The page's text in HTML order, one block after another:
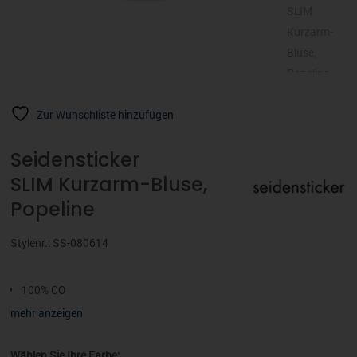
Zur Wunschliste hinzufügen
Seidensticker
SLIM Kurzarm-Bluse,
Popeline
Stylenr.: SS-080614
100% CO
Kurzarm
Uni / Uniähnlich
mehr anzeigen